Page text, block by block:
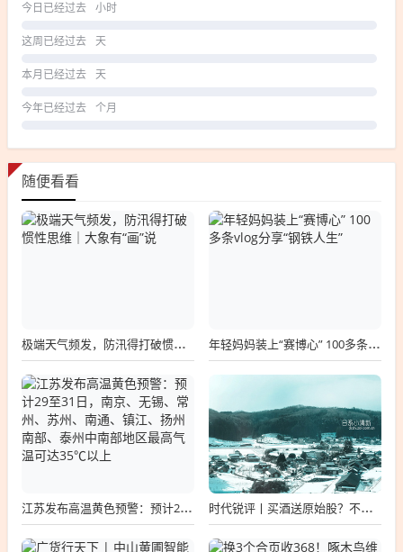
今日已经过去 小时
这周已经过去 天
本月已经过去 天
今年已经过去 个月
随便看看
极端天气频发，防汛得打破惯性思维｜大象有“画”说 年轻妈妈装上“赛博心” 100多条vlog分享“钢铁人生”
江苏发布高温黄色预警：预计29至31日，南京、无锡、常州、苏州、南通、镇江、扬州南部、泰州中南部地区最高气温可达35℃以上 时代锐评丨买酒送原始股？不要为一张“画饼”赌上半生积蓄